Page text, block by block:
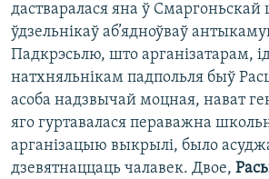
дастваралася яна ў Смаргоньскай
ўдзельнікаў аб’ядноўваў
Падкрэсьлю, што арганізатарам,
натхняльнікам падпольля быў
асоба надзвычай моцная, нават
яго гуртавалася пераважна
арганізацыю выкрылі, было
дзевятнаццаць чалавек. Двое,